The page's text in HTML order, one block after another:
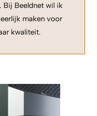
Bij Beeldnet wil ik
maken voor
kwaliteit.